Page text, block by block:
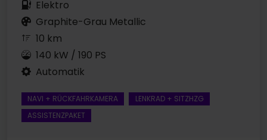
Elektro
Graphite-Grau Metallic
10 km
140 kW / 190 PS
Automatik
NAVI + RÜCKFAHRKAMERA
LENKRAD + SITZHZG
ASSISTENZPAKET